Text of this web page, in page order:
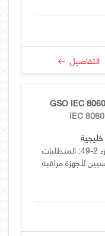
التفاصيل
GSO IEC
IEC
الأجهزة الكهربائية الطبية - الجزء 2-49: المتطلبات
لأجهزة مراقبة